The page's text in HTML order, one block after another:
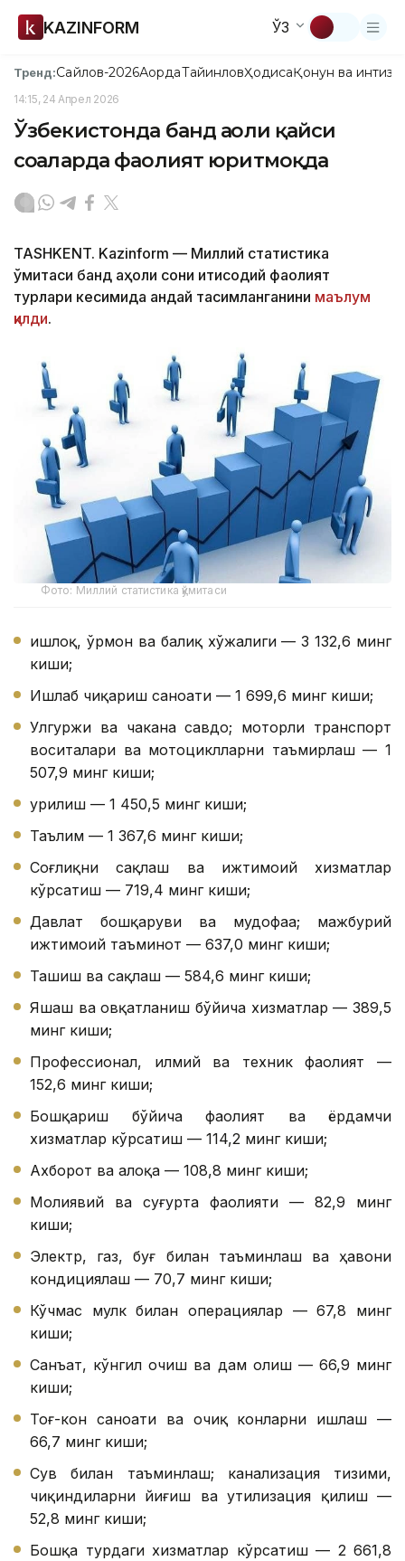
KAZINFORM ЎЗ
Тренд:Сайлов-2026АқордаТайинловҲодисаҚонун ва
14:15, 24 Апрел 2026
Ўзбекистонда банд аҳоли қайси
соҳаларда фаолият юритмоқда
TASHKENT. Kazinform — Миллий статистика
қўмитаси банд аҳоли сони иқтисодий фаолият
турлари кесимида қандай тақсимланганини маълум
қилди.
Фото: Миллий статистика қўмитаси
Қишлоқ, ўрмон ва балиқ хўжалиги — 3 132,6 минг
киши;
Ишлаб чиқариш саноати — 1 699,6 минг киши;
Улгуржи ва чакана савдо; моторли транспорт
воситалари ва мотоциклларни таъмирлаш — 1
507,9 минг киши;
Қурилиш — 1 450,5 минг киши;
Таълим — 1 367,6 минг киши;
Соғлиқни сақлаш ва ижтимоий хизматлар
кўрсатиш — 719,4 минг киши;
Давлат бошқаруви ва мудофаа; мажбурий
ижтимоий таъминот — 637,0 минг киши;
Ташиш ва сақлаш — 584,6 минг киши;
Яшаш ва овқатланиш бўйича хизматлар — 389,5
минг киши;
Профессионал, илмий ва техник фаолият —
152,6 минг киши;
Бошқариш бўйича фаолият ва ёрдамчи
хизматлар кўрсатиш — 114,2 минг киши;
Ахборот ва алоқа — 108,8 минг киши;
Молиявий ва суғурта фаолияти — 82,9 минг
киши;
Электр, газ, буғ билан таъминлаш ва ҳавони
кондициялаш — 70,7 минг киши;
Кўчмас мулк билан операциялар — 67,8 минг
киши;
Санъат, кўнгил очиш ва дам олиш — 66,9 минг
киши;
Тоғ-кон саноати ва очиқ конларни ишлаш —
66,7 минг киши;
Сув билан таъминлаш; канализация тизими,
чиқиндиларни йиғиш ва утилизация қилиш —
52,8 минг киши;
Бошқа турдаги хизматлар кўрсатиш — 2 661,8